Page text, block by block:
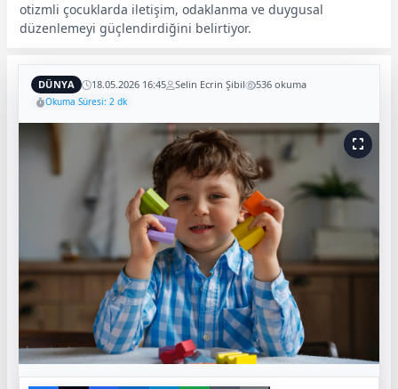
otizmli çocuklarda iletişim, odaklanma ve duygusal
düzenlemeyi güçlendirdiğini belirtiyor.
DÜNYA 18.05.2026 16:45 Selin Ecrin Şibil 536 okuma
Okuma Süresi: 2 dk